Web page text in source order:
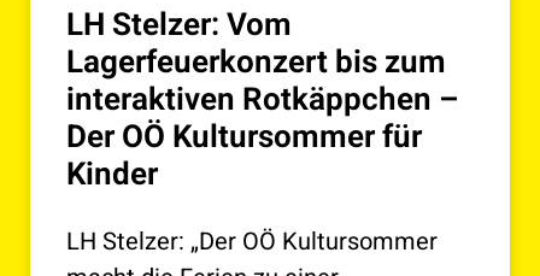
LH Stelzer: Vom
Lagerfeuerkonzert bis zum
interaktiven Rotkäppchen –
Der OÖ Kultursommer für
Kinder
LH Stelzer: „Der OÖ Kultursommer